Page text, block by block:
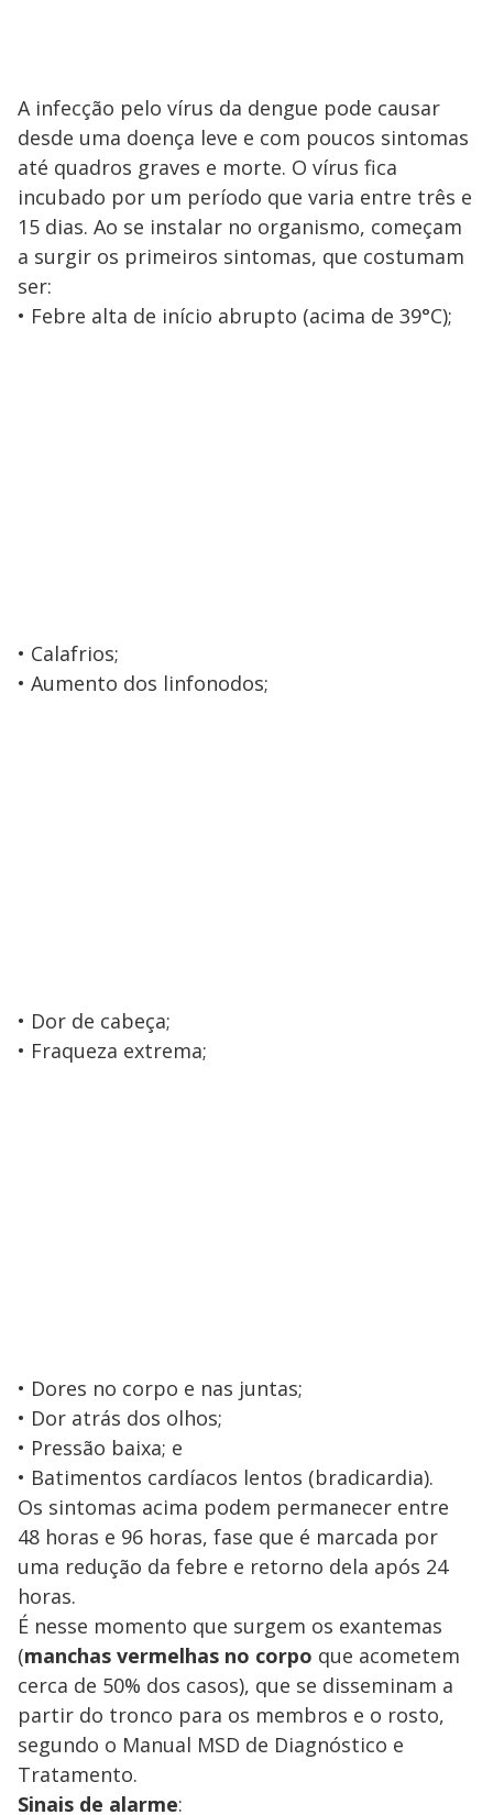
A infecção pelo vírus da dengue pode causar
desde uma doença leve e com poucos sintomas
até quadros graves e morte. O vírus fica
incubado por um período que varia entre três e
15 dias. Ao se instalar no organismo, começam
a surgir os primeiros sintomas, que costumam
ser:
• Febre alta de início abrupto (acima de 39°C);
• Calafrios;
• Aumento dos linfonodos;
• Dor de cabeça;
• Fraqueza extrema;
• Dores no corpo e nas juntas;
• Dor atrás dos olhos;
• Pressão baixa; e
• Batimentos cardíacos lentos (bradicardia).
Os sintomas acima podem permanecer entre
48 horas e 96 horas, fase que é marcada por
uma redução da febre e retorno dela após 24
horas.
É nesse momento que surgem os exantemas
(manchas vermelhas no corpo que acometem
cerca de 50% dos casos), que se disseminam a
partir do tronco para os membros e o rosto,
segundo o Manual MSD de Diagnóstico e
Tratamento.
Sinais de alarme: